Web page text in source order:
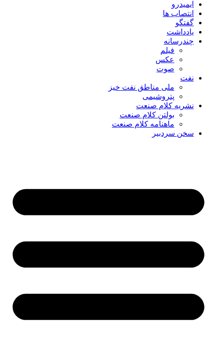
ایمیدرو
انتصاب ها
گفتگو
یادداشت
چندرسانه
فیلم
عکس
صوت
نفت
ملی مناطق نفت خیز
پتروشیمی
نشریه کلام صنعت
بولتن کلام صنعت
ماهنامه کلام صنعت
سخن سردبیر